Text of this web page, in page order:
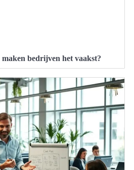
bedrijven het vaakst?